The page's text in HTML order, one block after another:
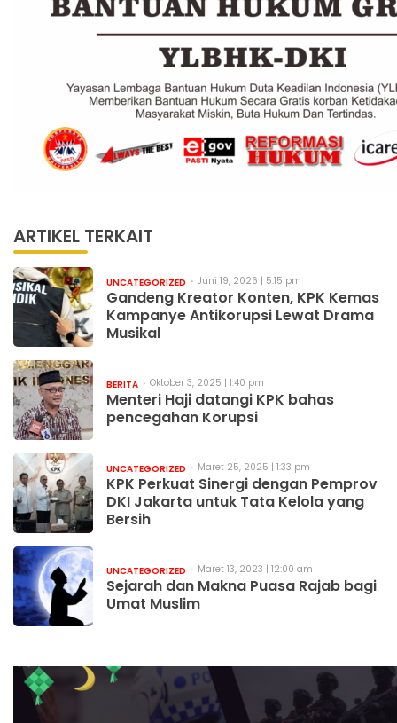
ARTIKEL TERKAIT
UNCATEGORIZED Juni 19, 2026 | 5:15 pm
Gandeng Kreator Konten, KPK Kemas
Kampanye Antikorupsi Lewat Drama
Musikal
BERITA Oktober 3, 2025 | 1:40 pm
Menteri Haji datangi KPK bahas
pencegahan Korupsi
UNCATEGORIZED Maret 25, 2025 | 1:33 pm
KPK Perkuat Sinergi dengan Pemprov
DKI Jakarta untuk Tata Kelola yang
Bersih
UNCATEGORIZED Maret 13, 2023 | 12:00 am
Sejarah dan Makna Puasa Rajab bagi
Umat Muslim